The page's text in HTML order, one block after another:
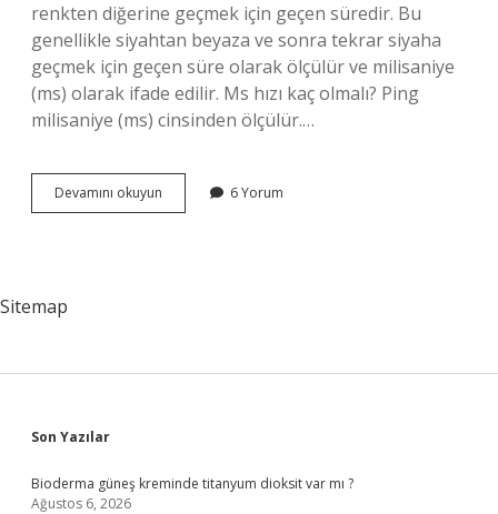
renkten diğerine geçmek için geçen süredir. Bu
genellikle siyahtan beyaza ve sonra tekrar siyaha
geçmek için geçen süre olarak ölçülür ve milisaniye
(ms) olarak ifade edilir. Ms hızı kaç olmalı? Ping
milisaniye (ms) cinsinden ölçülür.…
Devamını okuyun
Ms
6 Yorum
Sitemap
Sidebar
Son Yazılar
Bioderma güneş kreminde titanyum dioksit var mı ?
Ağustos 6, 2026